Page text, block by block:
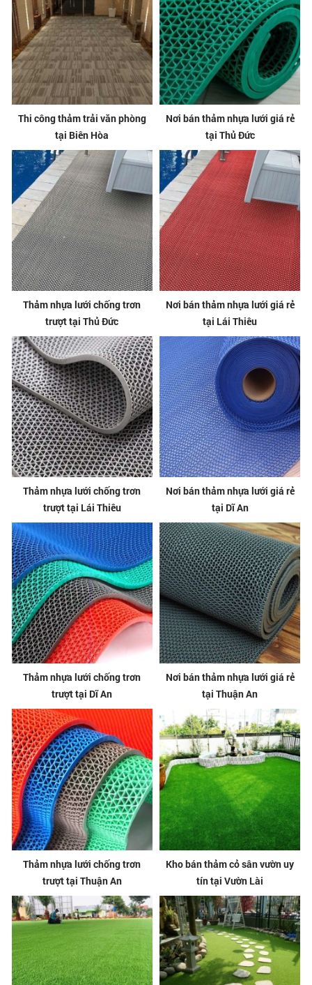
Thi công thảm trải văn phòng
tại Biên Hòa
Nơi bán thảm nhựa lưới giá rẻ
tại Thủ Đức
Thảm nhựa lưới chống trơn
trượt tại Thủ Đức
Nơi bán thảm nhựa lưới giá rẻ
tại Lái Thiêu
Thảm nhựa lưới chống trơn
trượt tại Lái Thiêu
Nơi bán thảm nhựa lưới giá rẻ
tại Dĩ An
Thảm nhựa lưới chống trơn
trượt tại Dĩ An
Nơi bán thảm nhựa lưới giá rẻ
tại Thuận An
Thảm nhựa lưới chống trơn
trượt tại Thuận An
Kho bán thảm cỏ sân vườn uy
tín tại Vườn Lài